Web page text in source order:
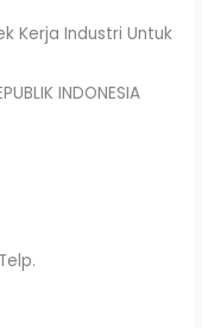
Kerja Industri Untuk
INDONESIA